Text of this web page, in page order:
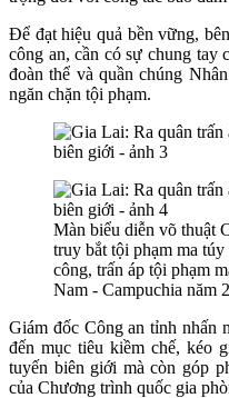
Để đạt hiệu quả bền vững,
công an, cần có sự chung tay
đoàn thể và quần chúng
ngăn chặn tội phạm.
Màn biểu diễn võ thuật
truy bắt tội phạm ma
công, trấn áp tội phạm
Nam - Campuchia năm
Giám đốc Công an tỉnh nhấn
đến mục tiêu kiềm chế, kéo
tuyến biên giới mà còn góp
của Chương trình quốc gia